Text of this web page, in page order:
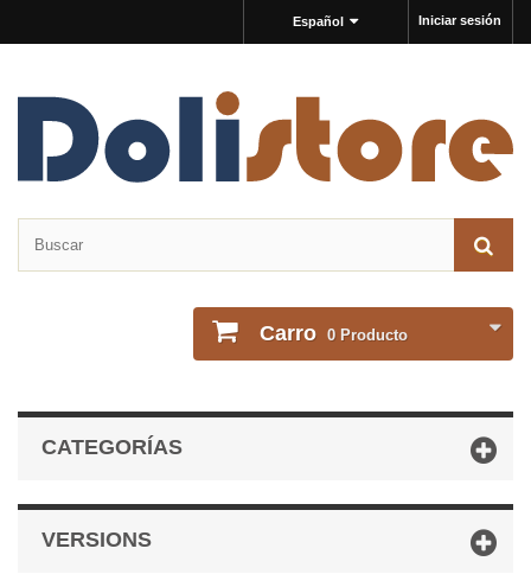
Iniciar sesión
Español
Carro 0 Producto
CATEGORÍAS
VERSIONS